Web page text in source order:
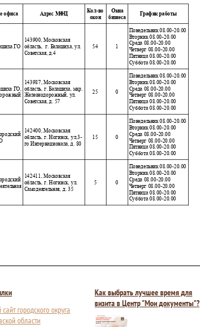
городского округа
области
Как выбрать лучшее время для
визита в Центр "Мои документы"?